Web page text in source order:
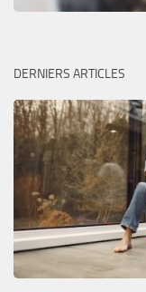
DERNIERS ARTICLES